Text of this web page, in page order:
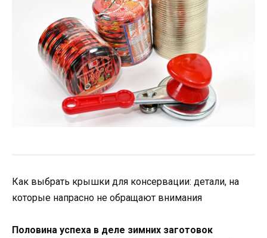
Как выбрать крышки для консервации: детали, на
которые напрасно не обращают внимания
Половина успеха в деле зимних заготовок